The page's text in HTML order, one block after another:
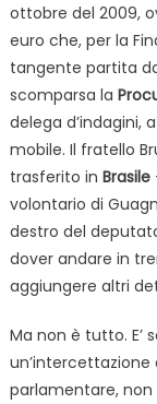
ottobre del 2009,
euro che, per la
tangente partita
scomparsa la
delega d’indagini,
mobile. Il fratello
trasferito in Brasile
volontario di
destro del
dover andare in
aggiungere altri
Ma non è tutto. E’
un’intercettazione
parlamentare, non